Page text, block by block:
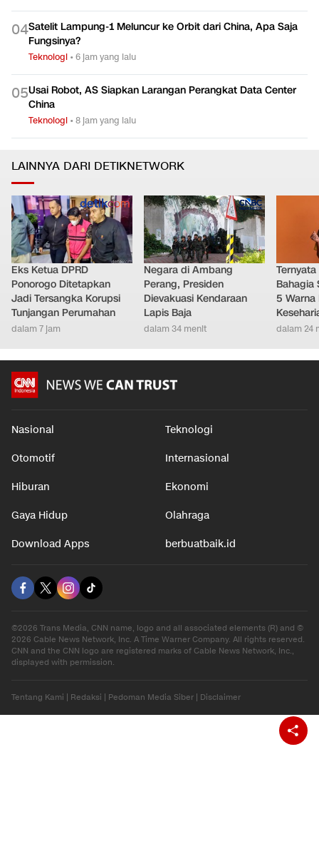
04Satelit Lampung-1 Meluncur ke Orbit dari China, Apa Saja
Fungsinya?
Teknologi •6 jam yang lalu
05Usai Robot, AS Siapkan Larangan Perangkat Data Center
China
Teknologi •8 jam yang lalu
LAINNYA DARI DETIKNETWORK
Eks Ketua DPRD
Ponorogo Ditetapkan
Jadi Tersangka Korupsi
Tunjangan Perumahan
dalam 7 jam
Negara di Ambang
Perang, Presiden
Dievakuasi Kendaraan
Lapis Baja
dalam 34 menit
Bahagia
5
dalam 24
Nasional Teknologi
Otomotif Internasional
Hiburan Ekonomi
Gaya Hidup Olahraga
Download Apps berbuatbaik.id
©2026 Trans Media, CNN name, logo and all associated elements (R) and ©
2026 Cable News Network, Inc. A Time Warner Company. All rights reserved.
CNN and the CNN logo are registered marks of Cable News Network, Inc.,
displayed with permission.
Tentang Kami Redaksi Pedoman Media Siber Disclaimer